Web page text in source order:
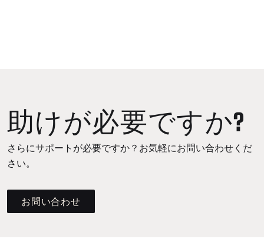
助けが必要ですか?
さらにサポートが必要ですか？お気軽にお問い合わせくだ
さい。
お問い合わせ